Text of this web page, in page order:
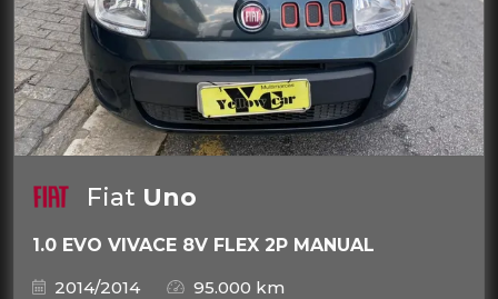
Fiat Uno
1.0 EVO VIVACE 8V FLEX 2P MANUAL
2014/2014
95.000 km